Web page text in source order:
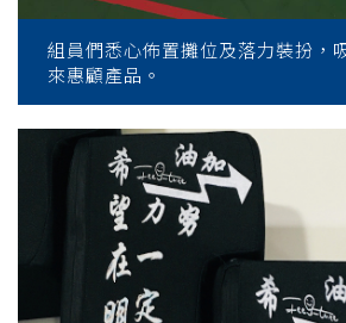
組員們悉心佈置攤位及落力裝扮，
來惠顧產品。